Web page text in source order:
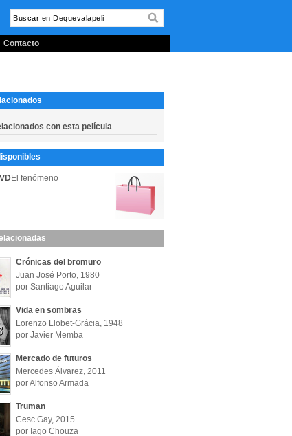
Contacto
con esta película
El fenómeno
Crónicas del bromuro
Juan José Porto, 1980
por Santiago Aguilar
Vida en sombras
Lorenzo Llobet-Grácia, 1948
por Javier Memba
Mercado de futuros
Mercedes Álvarez, 2011
por Alfonso Armada
Truman
Cesc Gay, 2015
por Iago Chouza